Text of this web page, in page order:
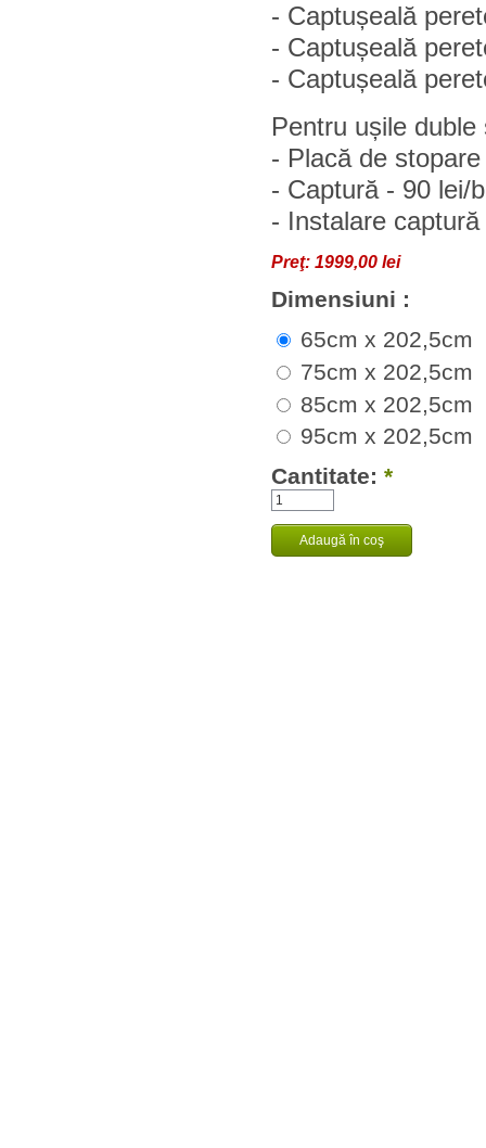
- Captușeală
- Captușeală
- Captușeală
Pentru ușile
- Placă de
- Captură - 90 lei/
- Instalare
Preţ: 1999,00 lei
Dimensiuni :
65cm x 202,5cm
75cm x 202,5cm
85cm x 202,5cm
95cm x 202,5cm
Cantitate: *